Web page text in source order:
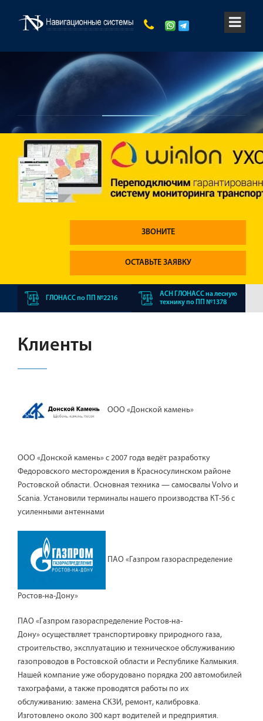
ЗВОНИТЕ
ОСТАВЬТЕ ЗАЯВКУ
ГЛОНАСС по ПП №2216
АСН ГЛОНАСС на лесную
технику по ПП №1378
Клиенты
ООО «Донской камень»
ООО «Донской камень» с 2007 года ведёт разработку
Федоровского месторождения в Красносулинском районе
Ростовской области. Основная техника — самосвалы Volvo и
Scania. Установили терминалы нашего производства КТ-56 с
усиленными антеннами
ПАО «Газпром газораспределение
Ростов-на-Дону»
ПАО «Газпром газораспределение Ростов-на-
Дону» осуществляет транспортировку природного газа,
строительство, эксплуатацию и техническое обслуживанию
газопроводов в Ростовской области и Республике Калмыкия.
Нашей компание уже оборудовано порядка 200 автомобилей
тахографами, а также проводятся работы по их
обслуживанию: замена СКЗИ, ремонт, калибровка.
Изготовлено около 300 карт водителей и предприятия.